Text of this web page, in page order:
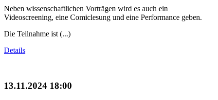
Neben wissenschaftlichen Vorträgen wird es auch ein
Videoscreening, eine Comiclesung und eine Performance geben.
Die Teilnahme ist (...)
Details
13.11.2024 18:00